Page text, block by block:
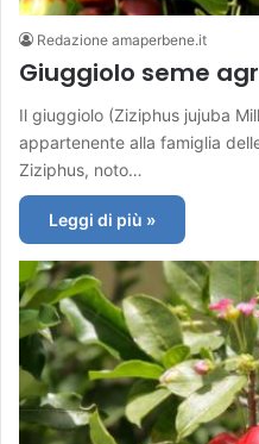
Redazione amaperbene.it
Giuggiolo seme
Il giuggiolo (Ziziphus jujuba
appartenente alla famiglia
Ziziphus, noto…
Leggi di più »